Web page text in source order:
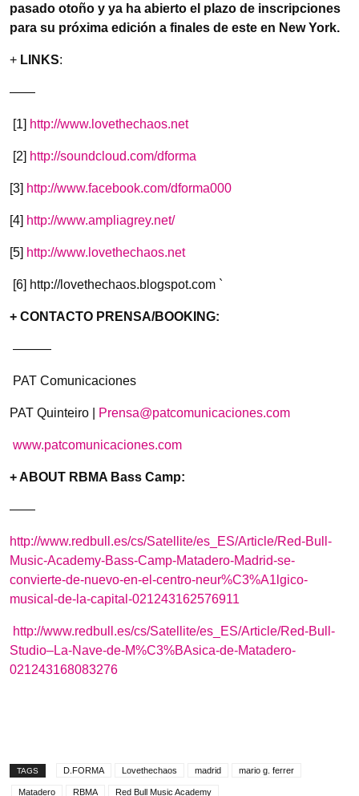
pasado otoño y ya ha abierto el plazo de inscripciones
para su próxima edición a finales de este en New York.
+ LINKS:
——
[1] http://www.lovethechaos.net
[2] http://soundcloud.com/dforma
[3] http://www.facebook.com/dforma000
[4] http://www.ampliagrey.net/
[5] http://www.lovethechaos.net
[6] http://lovethechaos.blogspot.com `
+ CONTACTO PRENSA/BOOKING:
———
PAT Comunicaciones
PAT Quinteiro | Prensa@patcomunicaciones.com
www.patcomunicaciones.com
+ ABOUT RBMA Bass Camp:
——
http://www.redbull.es/cs/Satellite/es_ES/Article/Red-Bull-
Music-Academy-Bass-Camp-Matadero-Madrid-se-
convierte-de-nuevo-en-el-centro-neur%C3%A1lgico-
musical-de-la-capital-021243162576911
http://www.redbull.es/cs/Satellite/es_ES/Article/Red-Bull-
Studio–La-Nave-de-M%C3%BAsica-de-Matadero-
021243168083276
TAGS D.FORMA Lovethechaos madrid mario g. ferrer
Matadero RBMA Red Bull Music Academy